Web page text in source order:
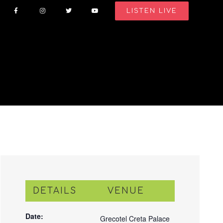
LISTEN LIVE
DETAILS
Date:
VENUE
Grecotel Creta Palace